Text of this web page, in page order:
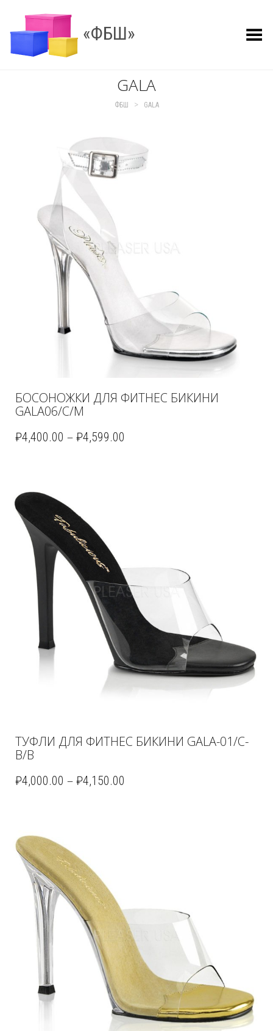
«ФБШ» Показать меню
GALA
ФБШ > GALA
БОСОНОЖКИ ДЛЯ ФИТНЕС БИКИНИ
GALA06/C/M
₽4,400.00 – ₽4,599.00
ТУФЛИ ДЛЯ ФИТНЕС БИКИНИ GALA-01/C-
B/B
₽4,000.00 – ₽4,150.00